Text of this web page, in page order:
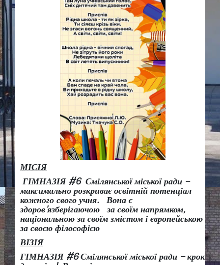
МІСІЯ
ГІМНАЗІЯ #6 Смілянської міської ради –
максимально розкриває освітній потенціал
кожного свого учня.
Вона є
здоров’язберігаючою за своїм напрямком,
національною за своїм змістом і європейською
за своєю філософією
ВІЗІЯ
ГІМНАЗІЯ #6 Смілянської міської ради – крок